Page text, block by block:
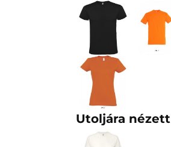
Utoljára nézett